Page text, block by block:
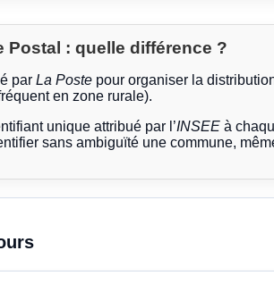
Postal : quelle différence ?
par La Poste pour organiser la
en zone rurale).
unique attribué par l’INSEE à
sans ambiguïté une commune,